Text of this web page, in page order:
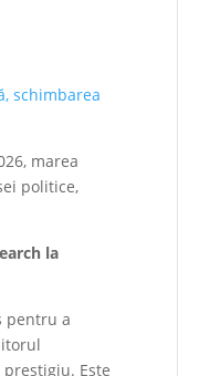
schimbarea
marea
politice,
la
pentru a
Este